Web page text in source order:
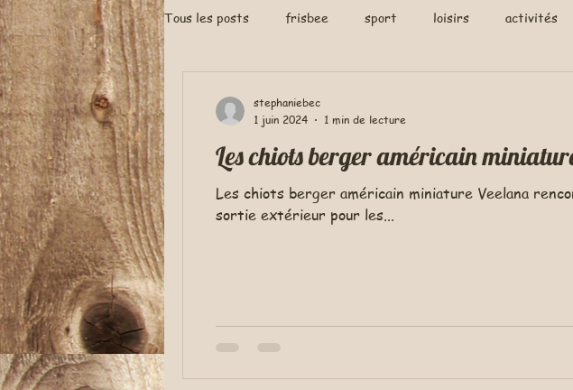
Tous les posts frisbee sport loisirs activités
Les chiots berger américain
Les chiots berger américain miniature Veelana
sortie extérieur pour les...
stephaniebec
1 juin 2024
1 min de lecture